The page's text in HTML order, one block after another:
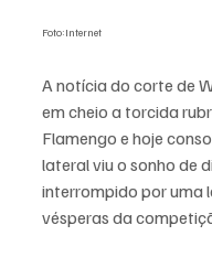
Foto:Internet
A notícia do corte de
em cheio a torcida
Flamengo e hoje
lateral viu o sonho de
interrompido por uma
vésperas da